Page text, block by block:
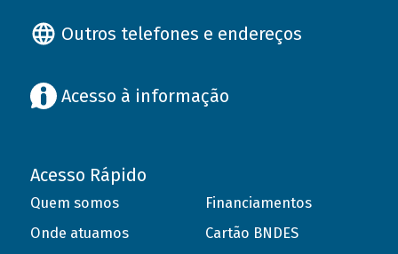
Outros telefones e endereços
Acesso à informação
Acesso Rápido
Quem somos
Onde atuamos
Financiamentos
Cartão BNDES